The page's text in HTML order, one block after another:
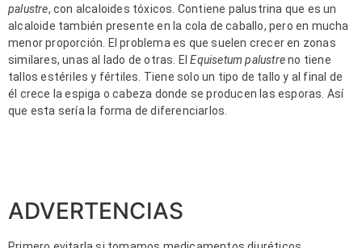
palustre, con alcaloides tóxicos. Contiene palustrina que es un
alcaloide también presente en la cola de caballo, pero en mucha
menor proporción. El problema es que suelen crecer en zonas
similares, unas al lado de otras. ElEquisetum palustreno tiene
tallos estériles y fértiles. Tiene solo un tipo de tallo y al final de
él crece la espiga o cabeza donde se producen las esporas. Así
que esta sería la forma de diferenciarlos.
ADVERTENCIAS